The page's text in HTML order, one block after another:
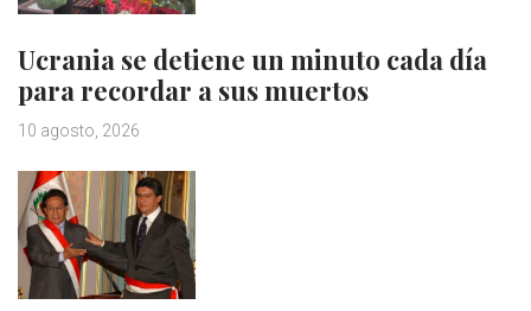
Ucrania se detiene un minuto cada día
para recordar a sus muertos
10 agosto, 2026